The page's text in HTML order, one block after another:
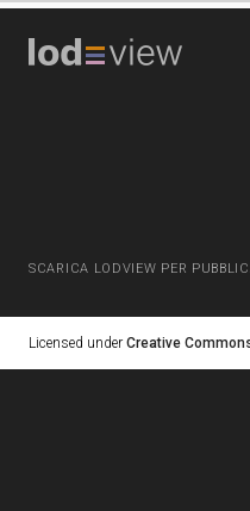
SCARICA LODVIEW PER
Licensed under Creative